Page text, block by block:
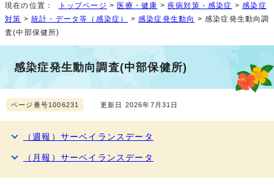
現在の位置： トップページ >医療・健康 >疾病対策・感染症 >感染症
対策 >統計・データ等（感染症） >感染症発生動向 > 感染症発生動向調
査(中部保健所)
感染症発生動向調査(中部保健所)
ページ番号1006231 更新日 2026年7月31日
（週報）サーベイランスデータ
（月報）サーベイランスデータ